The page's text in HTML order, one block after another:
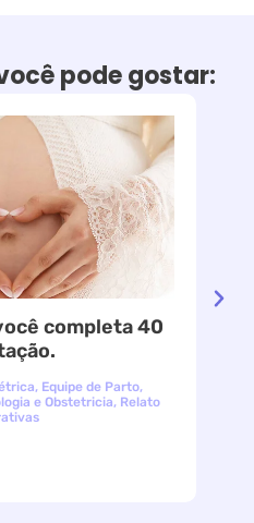
pode gostar:
completa 40
, Equipe de Parto,
e Obstetricia, Relato